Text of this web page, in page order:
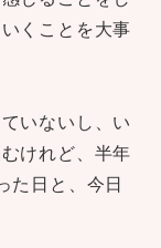
くことを大事
いないし、い
けれど、半年
た日と、今日